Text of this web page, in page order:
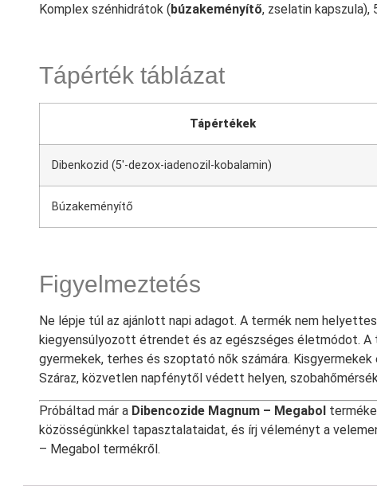
Komplex szénhidrátok (búzakeményítő, zselatin kapszula),
Tápérték táblázat
Tápértékek
Dibenkozid (5′-dezox-iadenozil-kobalamin)
Búzakeményítő
Figyelmeztetés
Ne lépje túl az ajánlott napi adagot. A termék nem
kiegyensúlyozott étrendet és az egészséges életmódot. A
gyermekek, terhes és szoptató nők számára.
Száraz, közvetlen napfénytől védett helyen,
Próbáltad már a Dibencozide Magnum – Megabol
közösségünkkel tapasztalataidat, és írj véleményt a
– Megabol termékről.